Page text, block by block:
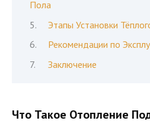
Пола
Этапы Установки
Рекомендации по
Заключение
Что Такое Отопление